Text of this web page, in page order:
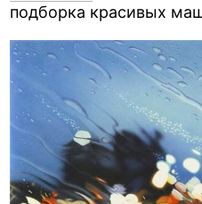
подборка красивых